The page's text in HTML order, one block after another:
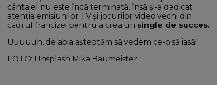
cânta el nu este încă terminată, însă şi-a dedicat
atenţia emisiunilor TV şi jocurilor video vechi din
cadrul francizei pentru a crea un single de succes.
Uuuuuh, de abia așteptăm să vedem ce-o să iasă!
FOTO: Unsplash Mika Baumeister